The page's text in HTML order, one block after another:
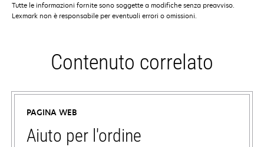
Tutte le informazioni fornite sono soggette a modifiche senza preavviso.
Lexmark non è responsabile per eventuali errori o omissioni.
Contenuto correlato
PAGINA WEB
Aiuto per l'ordine